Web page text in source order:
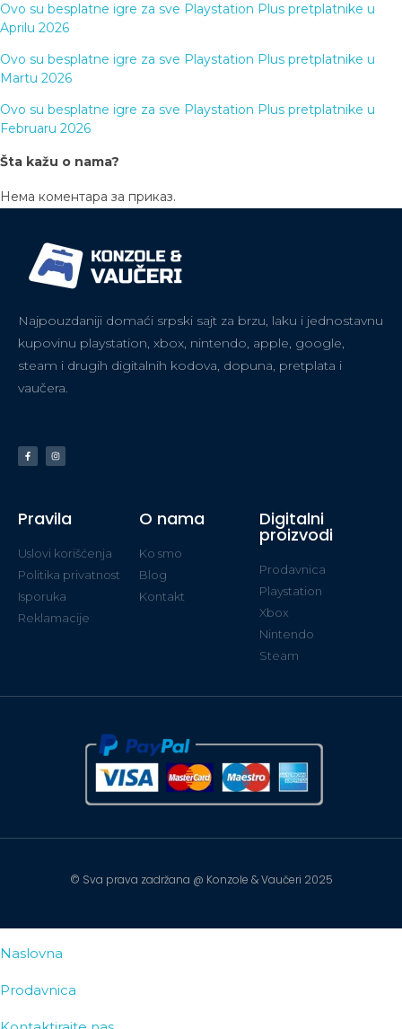
Ovo su besplatne igre za sve Playstation Plus pretplatnike u
Aprilu 2026
Ovo su besplatne igre za sve Playstation Plus pretplatnike u
Martu 2026
Ovo su besplatne igre za sve Playstation Plus pretplatnike u
Februaru 2026
Šta kažu o nama?
Нема коментара за приказ.
Najpouzdaniji domaći srpski sajt za brzu, laku i jednostavnu
kupovinu playstation, xbox, nintendo, apple, google,
steam i drugih digitalnih kodova, dopuna, pretplata i
vaučera.
Pravila
Uslovi korišćenja
Politika privatnost
Isporuka
Reklamacije
O nama
Ko smo
Blog
Kontakt
Digitalni
proizvodi
Prodavnica
Playstation
Xbox
Nintendo
Steam
© Sva prava zadržana @ Konzole & Vaučeri 2025
Naslovna
Prodavnica